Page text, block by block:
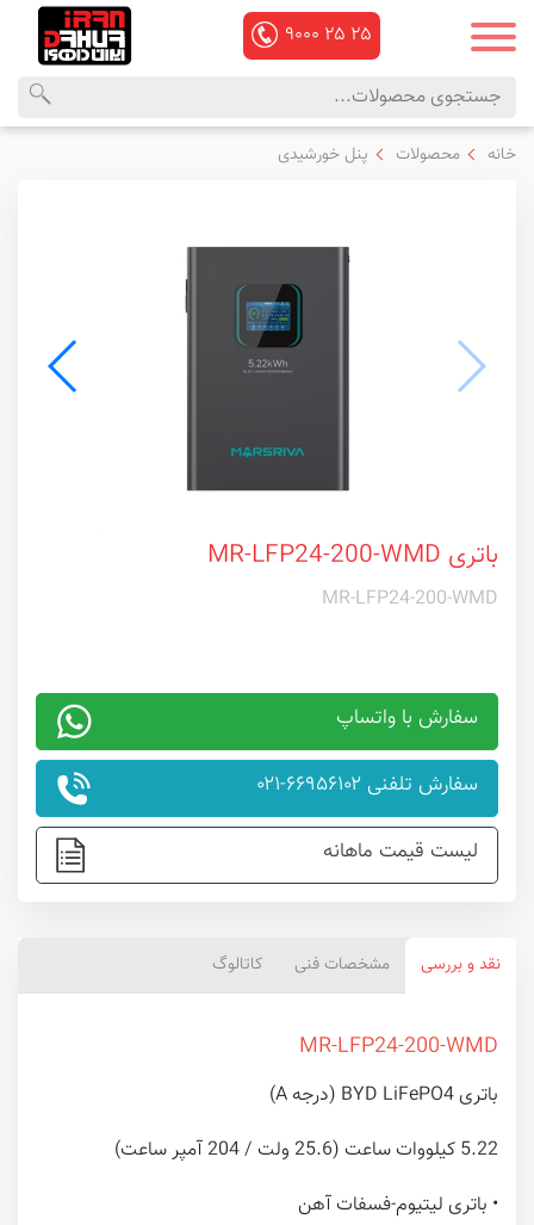
۹۰۰۰ ۲۵ ۲۵
محصولات
منوی
اصلی
خانه محصولات پنل خورشیدی
باتری MR-LFP24-200-WMD
MR-LFP24-200-WMD
سفارش با واتساپ
سفارش تلفنی ۶۶۹۵۶۱۰۲-۰۲۱
لیست قیمت ماهانه
نقد و بررسی مشخصات فنی کاتالوگ
MR-LFP24-200-WMD
باتری BYD LiFePO4 (درجه A)
5.22 کیلووات ساعت (25.6 ولت / 204 آمپر ساعت)
• باتری لیتیوم-فسفات آهن